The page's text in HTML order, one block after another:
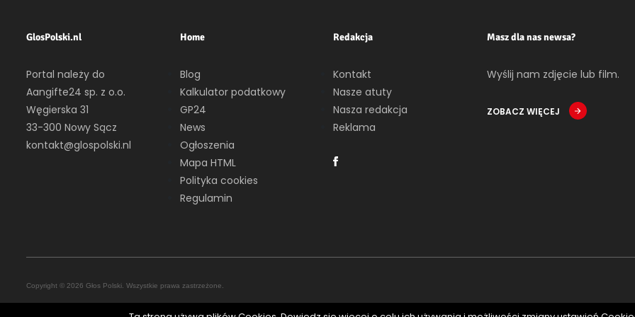
GlosPolski.nl
Portal należy do
Aangifte24 sp. z o.o.
Węgierska 31
33-300 Nowy Sącz
kontakt@glospolski.nl
Home
Blog
Kalkulator podatkowy
GP24
News
Ogłoszenia
Mapa HTML
Polityka cookies
Regulamin
Redakcja
Kontakt
Nasze atuty
Nasza redakcja
Reklama
Masz dla nas newsa?
Wyślij nam zdjęcie lub film.
ZOBACZ WIĘCEJ
Copyright © 2026 Głos Polski. Wszystkie prawa zastrzeżone.